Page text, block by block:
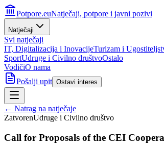
Potpore.euNatječaji, potpore i javni pozivi
Natječaji
Svi natječaji
IT, Digitalizacija i InovacijeTurizam i
SportUdruge i Civilno društvoOstalo
VodičiO nama
Pošalji upit Ostavi interes
← Natrag na natječaje
ZatvorenUdruge i Civilno društvo
Call for Proposals of the CEI